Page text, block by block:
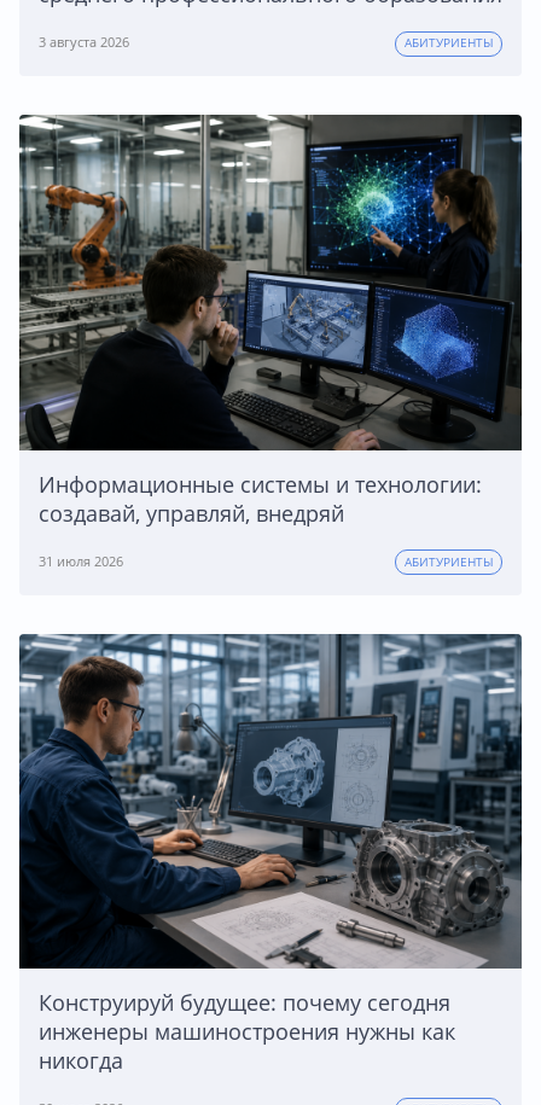
3 августа 2026 АБИТУРИЕНТЫ
Информационные системы и технологии:
создавай, управляй, внедряй
31 июля 2026 АБИТУРИЕНТЫ
Конструируй будущее: почему сегодня
инженеры машиностроения нужны как
никогда